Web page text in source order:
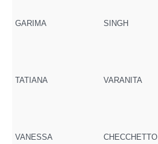
GARIMA SINGH
TATIANA VARANITA
VANESSA CHECCHETTO